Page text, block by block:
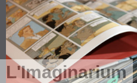
L'Imaginarium